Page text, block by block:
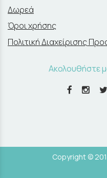
Δωρεά
Όροι χρήσης
Πολιτική Διαχείρισης
Ακολουθήστε
Copyright ©